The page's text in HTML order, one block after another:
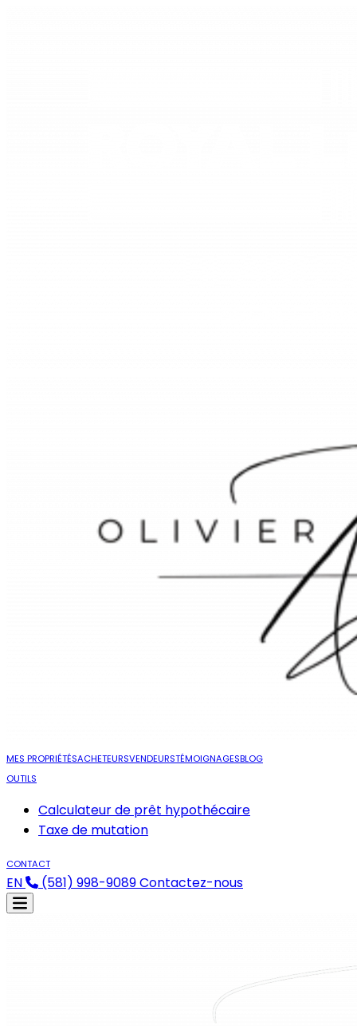
MES PROPRIÉTÉSACHETEURSVENDEURSTÉMOIGNAGESBLOG
OUTILS
Calculateur de prêt hypothécaire
Taxe de mutation
CONTACT
EN (581) 998-9089Contactez-nous